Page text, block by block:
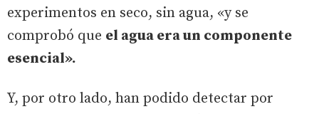
experimentos en seco, sin agua, «y se
comprobó que el agua era un componente
esencial».
Y, por otro lado, han podido detectar por